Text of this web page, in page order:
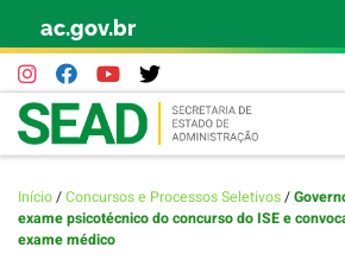
Skip to content
ac.gov.br
Início/Concursos e Processos Seletivos/
exame psicotécnico do concurso do ISE e
exame médico